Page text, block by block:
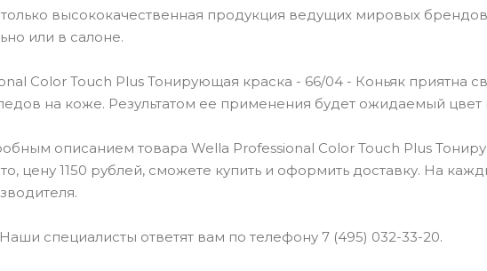
высококачественная продукция ведущих мировых
или в салоне.
Color Touch Plus Тонирующая краска - 66/04 - Коньяк приятна
на коже. Результатом ее применения будет ожидаемый цвет
описанием товара Wella Professional Color Touch Plus
цену 1150 рублей, сможете купить и оформить доставку. На
специалисты ответят вам по телефону 7 (495) 032-33-20.